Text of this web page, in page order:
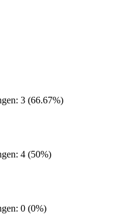
3 (66.67%)
4 (50%)
0 (0%)